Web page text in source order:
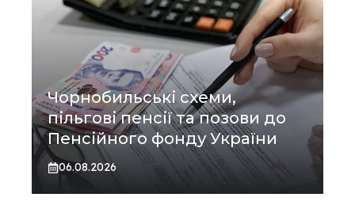
Чорнобильські схеми,
пільгові пенсії та позови до
Пенсійного фонду України
06.08.2026